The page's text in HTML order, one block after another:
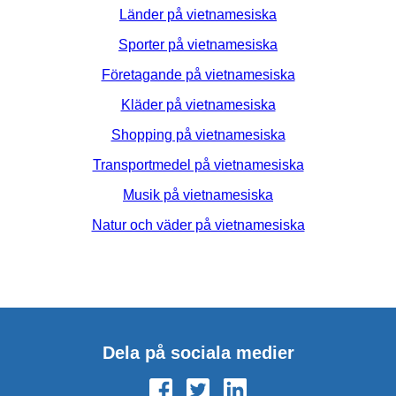
Länder på vietnamesiska
Sporter på vietnamesiska
Företagande på vietnamesiska
Kläder på vietnamesiska
Shopping på vietnamesiska
Transportmedel på vietnamesiska
Musik på vietnamesiska
Natur och väder på vietnamesiska
Dela på sociala medier